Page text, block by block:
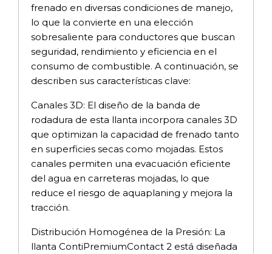
frenado en diversas condiciones de manejo,
lo que la convierte en una elección
sobresaliente para conductores que buscan
seguridad, rendimiento y eficiencia en el
consumo de combustible. A continuación, se
describen sus características clave:
Canales 3D: El diseño de la banda de
rodadura de esta llanta incorpora canales 3D
que optimizan la capacidad de frenado tanto
en superficies secas como mojadas. Estos
canales permiten una evacuación eficiente
del agua en carreteras mojadas, lo que
reduce el riesgo de aquaplaning y mejora la
tracción.
Distribución Homogénea de la Presión: La
llanta ContiPremiumContact 2 está diseñada